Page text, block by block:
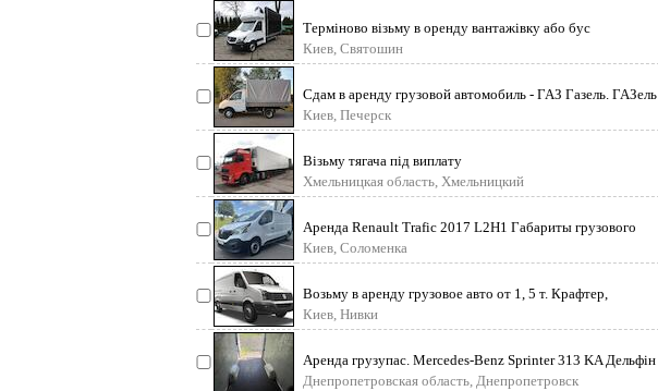
Терміново візьму в оренду вантажівку або бус
вантажопідйомність до 5 тон Будь я
Киев, Святошин
Сдам в аренду грузовой автомобиль - ГАЗ Газель. ГАЗель
тент 3/ 2 /1. 9; объём
Киев, Печерск
Візьму тягача під виплату
Хмельницкая область, Хмельницкий
Аренда Renault Trafic 2017 L2H1 Габариты грузового
отсека: Длина 2800 Ширина
Киев, Соломенка
Возьму в аренду грузовое авто от 1, 5 т. Крафтер,
Спринтер, Мастер. 3500 грн/н
Киев, Нивки
Аренда грузупас. Mercedes-Benz Sprinter 313 KA Дельфін
Long Max 2008 рік. 5 мі
Днепропетровская область, Днепропетровск